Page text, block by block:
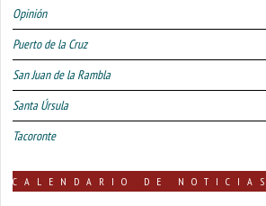
Opinión
Puerto de la Cruz
San Juan de la Rambla
Santa Úrsula
Tacoronte
CALENDARIO DE NOTICIAS